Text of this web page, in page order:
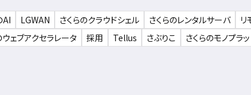
AI LGWAN さくらのクラウドシェル さくらのレンタルサーバ リ
ウェブアクセラレータ 採用 Tellus さぶりこ さくらのモノプラ